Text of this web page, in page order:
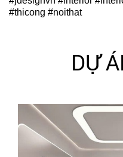
#thicong #noithat
DỰ